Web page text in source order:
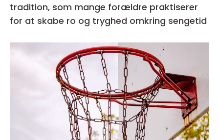
tradition, som mange forældre praktiserer
for at skabe ro og tryghed omkring sengetid